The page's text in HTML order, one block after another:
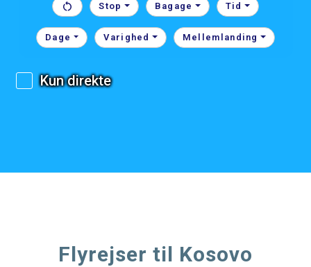
Stop Bagage Tid
Dage Varighed Mellemlanding
Kun direkte
Flyrejser til Kosovo